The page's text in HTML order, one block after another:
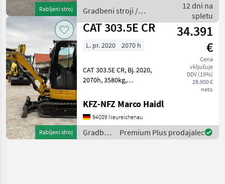
Rabljeni stroj
Veldhoven, Netherlands
Certificate:
Gradbeni stroji /
CAT
12 dni na
spletu
Rabljeni stroj
CAT 303.5E CR
34.391
€
Cena
vključuje
DDV (19%)
28.900 €
neto
L. pr. 2020 2070 h
CAT 303.5E CR, Bj. 2020,
2070h, 3580kg,
hydr. Grabenräumlöffel,
Kombihydraulik, Service
gepflegt von CAT Gradbeni
stroji Mini bager
KFZ-NFZ Marco Haidl
94089 Neureichenau
Gradbeni
stroji /
Premium Plus prodajalec